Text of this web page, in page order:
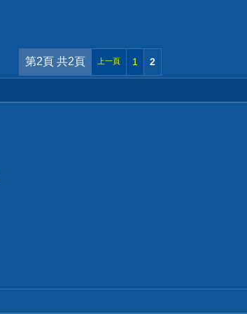
第2頁 共2頁 上一頁 1 2